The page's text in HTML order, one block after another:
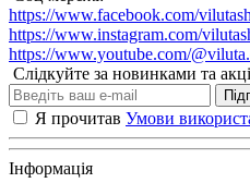
https://www.facebook.com/
https://www.instagram.com/
https://www.youtube.com/
Слідкуйте за новинками та
Я прочитав Умови
Інформація